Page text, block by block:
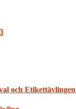
och Etikettävlingen